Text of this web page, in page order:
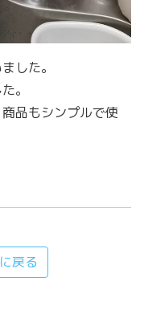
した。
。
品もシンプルで使
戻る